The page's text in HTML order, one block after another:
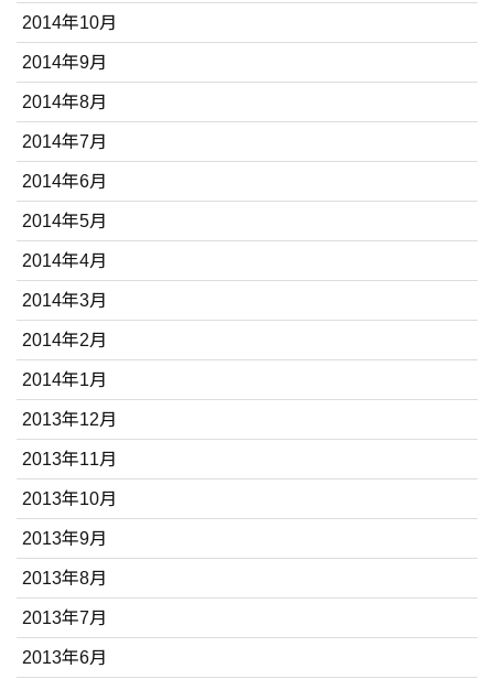
2014年10月
2014年9月
2014年8月
2014年7月
2014年6月
2014年5月
2014年4月
2014年3月
2014年2月
2014年1月
2013年12月
2013年11月
2013年10月
2013年9月
2013年8月
2013年7月
2013年6月